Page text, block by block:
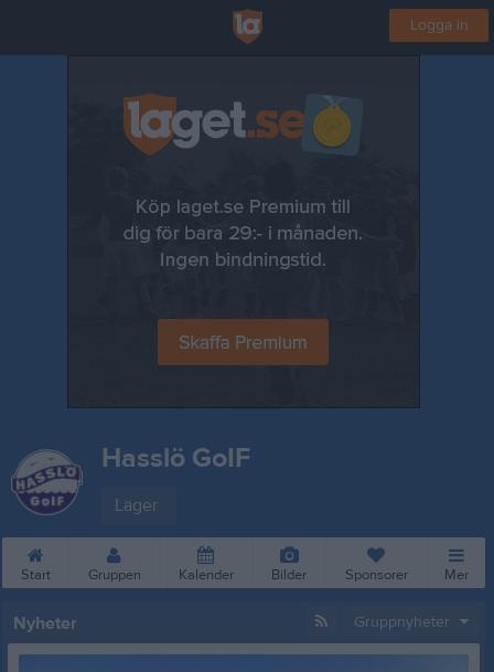
Logga in
Hasslö GoIF
Läger
Start Gruppen Kalender Bilder Sponsorer Mer
Nyheter Gruppnyheter